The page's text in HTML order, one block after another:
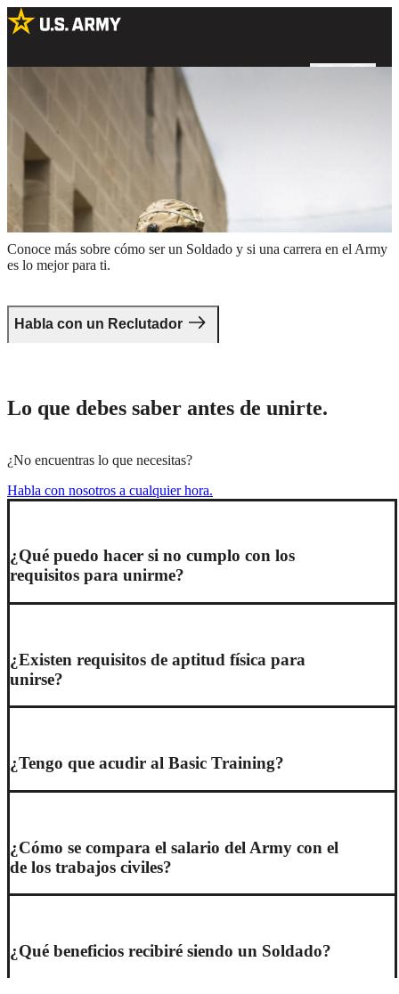
Da el primer paso.
Conoce más sobre cómo ser un Soldado y si una carrera en el Army
es lo mejor para ti.
Habla con un Reclutador
Dos Soldados en uniforme de combate sosteniendo rifles alrededor
del perímetro de un edificio
Lo que debes saber antes de unirte.
¿No encuentras lo que necesitas?
Habla con nosotros a cualquier hora.
¿Qué puedo hacer si no cumplo con los
requisitos para unirme?
¿Existen requisitos de aptitud física para
unirse?
¿Tengo que acudir al Basic Training?
¿Cómo se compara el salario del Army con el
de los trabajos civiles?
¿Qué beneficios recibiré siendo un Soldado?